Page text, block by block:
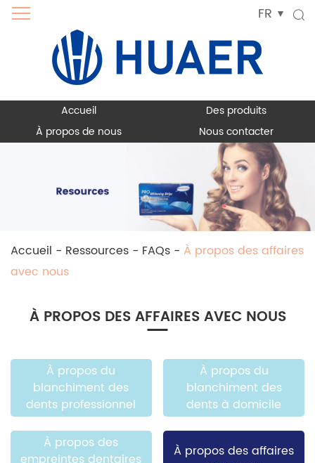
FR
Accueil
Des produits
À propos de nous
Nous contacter
Accueil - Ressources - FAQs - À propos des affaires
avec nous
À PROPOS DES AFFAIRES AVEC NOUS
À propos du
blanchiment des
dents professionnel
À propos du
blanchiment des
dents à domicile
À propos des
À propos des affaires